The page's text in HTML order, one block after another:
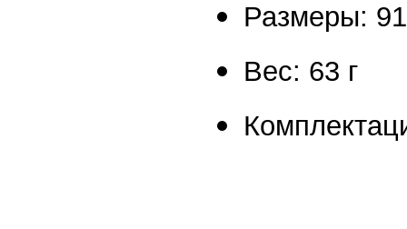
Размеры:
Вес: 63 г